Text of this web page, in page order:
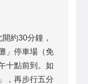
約30分鐘，
」停車場（免
十點前到。如
，再步行五分